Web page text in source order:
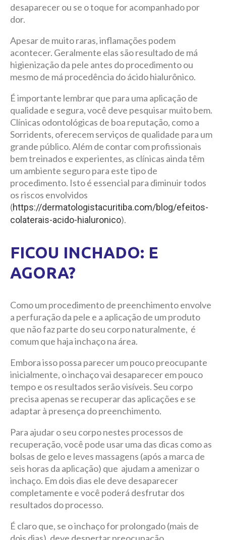
desaparecer ou se o toque for acompanhado por
dor.
Apesar de muito raras, inflamações podem
acontecer. Geralmente elas são resultado de má
higienização da pele antes do procedimento ou
mesmo de má procedência do ácido hialurônico.
É importante lembrar que para uma aplicação de
qualidade e segura, você deve pesquisar muito bem.
Clínicas odontológicas de boa reputação, como a
Sorridents, oferecem serviços de qualidade para um
grande público. Além de contar com profissionais
bem treinados e experientes, as clínicas ainda têm
um ambiente seguro para este tipo de
procedimento. Isto é essencial para diminuir todos
os riscos envolvidos
(https://dermatologistacuritiba.com/blog/efeitos-
colaterais-acido-hialuronico).
FICOU INCHADO: E
AGORA?
Como um procedimento de preenchimento envolve
a perfuração da pele e a aplicação de um produto
que não faz parte do seu corpo naturalmente, é
comum que haja inchaço na área.
Embora isso possa parecer um pouco preocupante
inicialmente, o inchaço vai desaparecer em pouco
tempo e os resultados serão visíveis. Seu corpo
precisa apenas se recuperar das aplicações e se
adaptar à presença do preenchimento.
Para ajudar o seu corpo nestes processos de
recuperação, você pode usar uma das dicas como as
bolsas de gelo e leves massagens (após a marca de
seis horas da aplicação) que ajudam a amenizar o
inchaço. Em dois dias ele deve desaparecer
completamente e você poderá desfrutar dos
resultados do processo.
É claro que, se o inchaço for prolongado (mais de